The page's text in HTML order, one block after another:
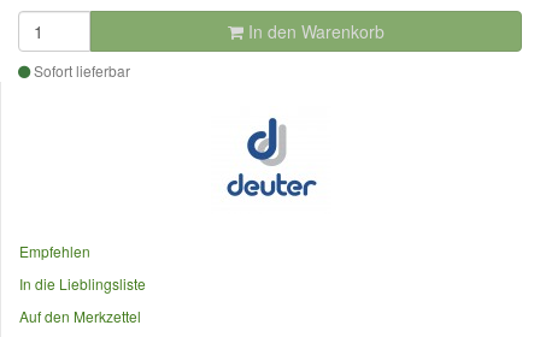
In den Warenkorb
Sofort lieferbar
Empfehlen
In die Lieblingsliste
Auf den Merkzettel